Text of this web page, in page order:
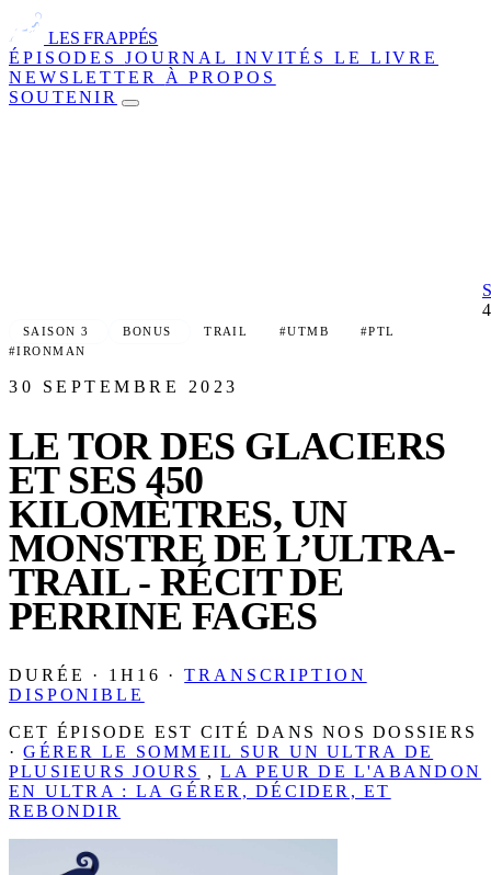
LES FRAPPÉS
ÉPISODES JOURNAL INVITÉSLE LIVRE
NEWSLETTER À PROPOS
SOUTENIR
SAISON 3 BONUS TRAIL #UTMB
#PTL
#IRONMAN
30 SEPTEMBRE 2023
LE TOR DES GLACIERS
ET SES 450
KILOMÈTRES, UN
MONSTRE DE L’ULTRA-
TRAIL - RÉCIT DE
PERRINE FAGES
DURÉE · 1H16 ·TRANSCRIPTION
DISPONIBLE
CET ÉPISODE EST CITÉ DANS NOS DOSSIERS
·GÉRER LE SOMMEIL SUR UN ULTRA DE
PLUSIEURS JOURS
,LA PEUR DE L'ABANDON
EN ULTRA : LA GÉRER, DÉCIDER, ET
REBONDIR